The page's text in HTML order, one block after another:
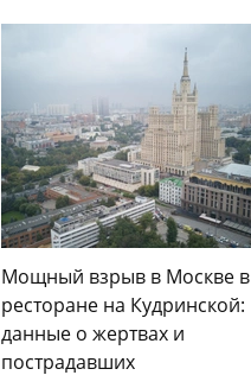
Мощный взрыв в Москве в
ресторане на Кудринской:
данные о жертвах и
пострадавших